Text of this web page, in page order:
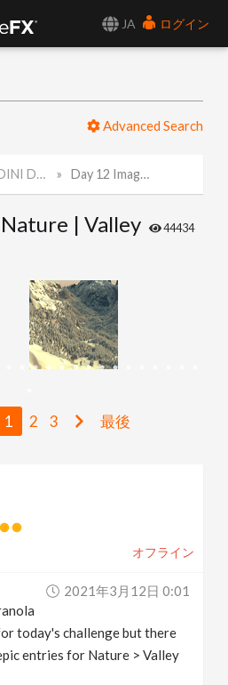
JA
ログイン
Advanced Search
2021 Day 12 Image | Nature | Valley
| Valley 44434
1 2 3 最後
オフライン
2021年3月12日 0:01
today's challenge but there
entries for Nature > Valley